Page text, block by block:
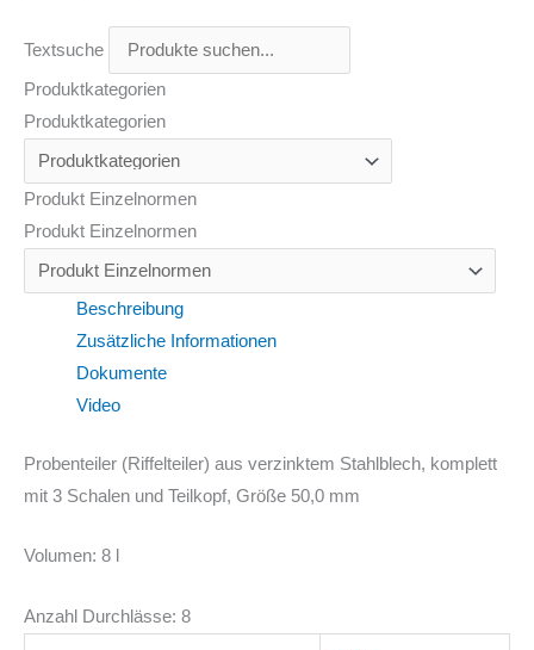
Textsuche
Produktkategorien
Produktkategorien
Produkt Einzelnormen
Produkt Einzelnormen
Beschreibung
Zusätzliche Informationen
Dokumente
Video
Probenteiler (Riffelteiler) aus verzinktem Stahlblech, komplett
mit 3 Schalen und Teilkopf, Größe 50,0 mm
Volumen: 8 l
Anzahl Durchlässe: 8